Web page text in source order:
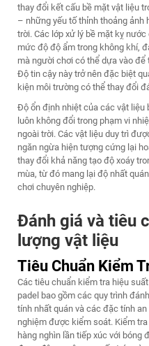
thay đổi kết cấu bề mặt vật liệu
– những yếu tố thỉnh thoảng
trời. Các lớp xử lý bề mặt kỵ
mức độ độ ẩm trong không khí,
mà người chơi có thể dựa vào
Độ tin cậy này trở nên đặc biệt
kiện môi trường có thể thay đổi
Độ ổn định nhiệt của các vật liệu
luôn không đổi trong phạm vi
ngoài trời. Các vật liệu duy trì
ngăn ngừa hiện tượng cứng lại
thay đổi khả năng tạo độ xoáy
mùa, từ đó mang lại độ nhất
chơi chuyên nghiệp.
Đánh giá và tiêu
lượng vật liệu
Tiêu Chuẩn Kiểm
Các tiêu chuẩn kiểm tra hiệu
padel bao gồm các quy trình
tính nhất quán và các đặc tính
nghiệm được kiểm soát. Kiểm
hàng nghìn lần tiếp xúc với bóng